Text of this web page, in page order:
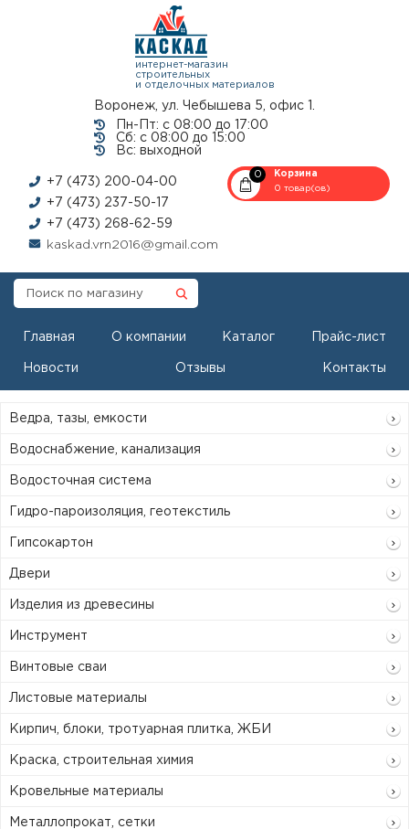
интернет-магазин
строительных
и отделочных материалов
Воронеж, ул. Чебышева 5, офис 1.
Пн-Пт: с 08:00 до 17:00
Сб: с 08:00 до 15:00
Вс: выходной
+7 (473) 200-04-00
+7 (473) 237-50-17
+7 (473) 268-62-59
kaskad.vrn2016@gmail.com
0
Корзина
0 товар(ов)
Главная О компании Каталог Прайс-лист
Новости Отзывы Контакты
Ведра, тазы, емкости
Водоснабжение, канализация
Водосточная система
Гидро-пароизоляция, геотекстиль
Гипсокартон
Двери
Изделия из древесины
Инструмент
Винтовые сваи
Листовые материалы
Кирпич, блоки, тротуарная плитка, ЖБИ
Краска, строительная химия
Кровельные материалы
Металлопрокат, сетки